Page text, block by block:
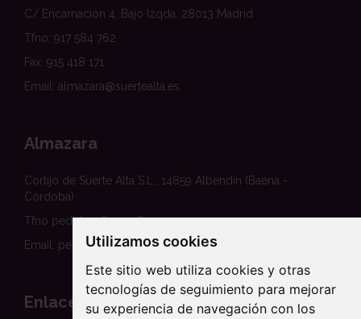
Utilizamos cookies
Este sitio web utiliza cookies y otras
tecnologías de seguimiento para mejorar
su experiencia de navegación con los
C/ Encarnación 4, Bajo Izqda. 28013 Madrid
Tfno: 917 584 762
Fax: 915 418 171
Email: almazara@suertealta.es
Almazara
Cortijo de Suerte Alta S.L., 14859 Albendín (Baena -
Córdoba)
Tfno pedidos: 620 458 354
Email: pedidos@suertealta.es
Enlaces